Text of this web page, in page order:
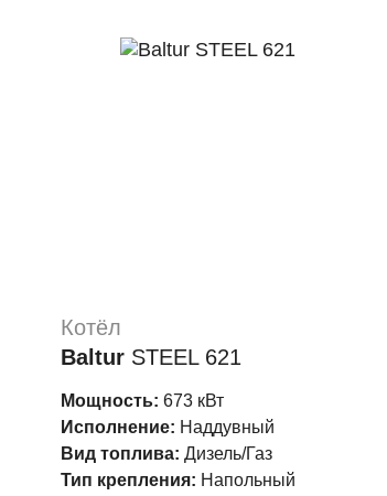
Котёл
Baltur STEEL 621
Мощность:673 кВт
Исполнение: Наддувный
Вид топлива:Дизель/Газ
Тип крепления: Напольный